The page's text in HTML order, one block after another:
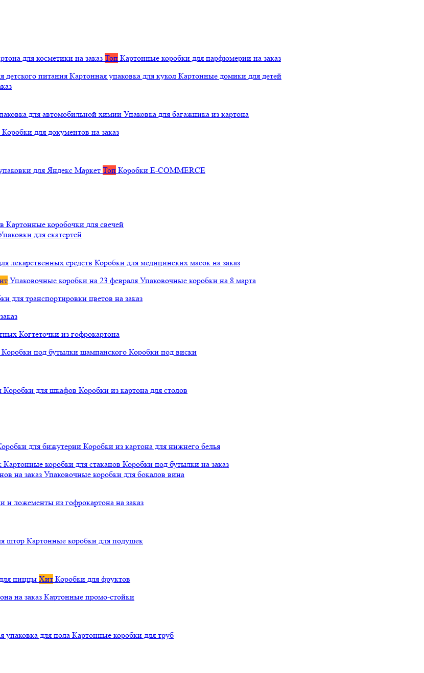
для косметики на заказ Топ Картонные коробки для парфюмерии на заказ
детского питания Картонная упаковка для кукол Картонные домики для детей
для автомобильной химии Упаковка для багажника из картона
Коробки для документов на заказ
для Яндекс Маркет Топ Коробки E-COMMERCE
Картонные коробочки для свечей
для скатертей
лекарственных средств Коробки для медицинских масок на заказ
Упаковочные коробки на 23 февраля Упаковочные коробки на 8 марта
для транспортировки цветов на заказ
Когтеточки из гофрокартона
Коробки под бутылки шампанского Коробки под виски
Коробки для шкафов Коробки из картона для столов
для бижутерии Коробки из картона для нижнего белья
Картонные коробки для стаканов Коробки под бутылки на заказ
на заказ Упаковочные коробки для бокалов вина
и ложементы из гофрокартона на заказ
штор Картонные коробки для подушек
пиццы Хит Коробки для фруктов
на заказ Картонные промо-стойки
упаковка для пола Картонные коробки для труб